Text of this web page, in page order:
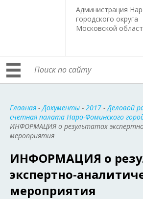
Администрация
городского округа
Московской
Главная -Документы - 2017 -Деловой
счетная палата Наро-Фоминского
ИНФОРМАЦИЯ о результатах
мероприятия
ИНФОРМАЦИЯ о
экспертно-
мероприятия